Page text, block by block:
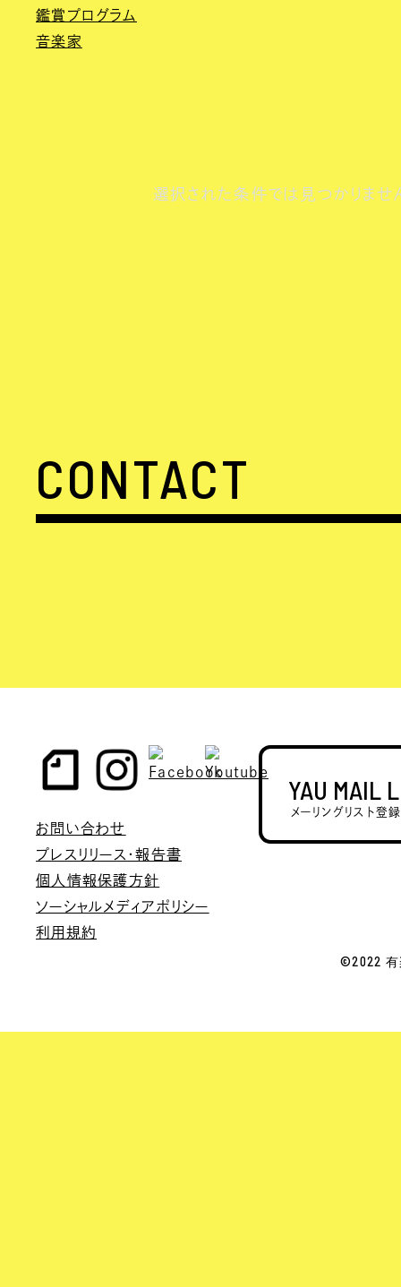
鑑賞プログラム
音楽家
選択された条件では見つかりませ
CONTACT
YAU MAIL
メーリングリスト登
お問い合わせ
プレスリリース・報告書
個人情報保護方針
ソーシャルメディアポリシー
利用規約
©2022 有